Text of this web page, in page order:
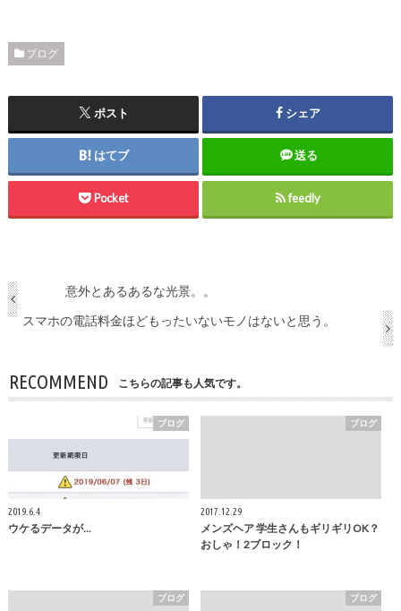
ブログ
ポスト シェア
はてブ 送る
Pocket feedly
意外とあるあるな光景。。
スマホの電話料金ほどもったいないモノはないと思う。
RECOMMEND こちらの記事も人気です。
ブログ
2019.6.4
ウケるデータが...
ブログ
2017.12.29
メンズヘア 学生さんもギリギリOK？
おしゃ！2ブロック！
ブログ ブログ